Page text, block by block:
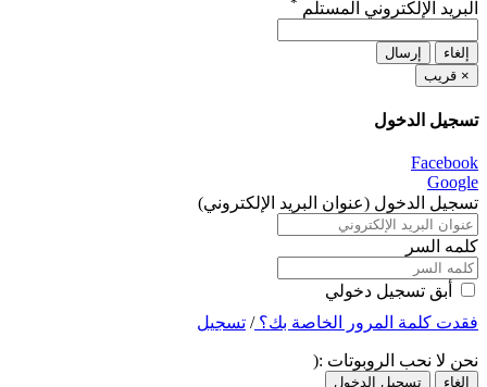
البريد الإلكتروني المستلم
إلغاء
إرسال
× قريب
تسجيل الدخول
Facebook
Google
تسجيل الدخول (عنوان البريد الإلكتروني)
كلمه السر
أبق تسجيل دخولي
فقدت كلمة المرور الخاصة بك؟/ تسجيل
نحن لا نحب الروبوتات :(
إلغاء تسجيل الدخول